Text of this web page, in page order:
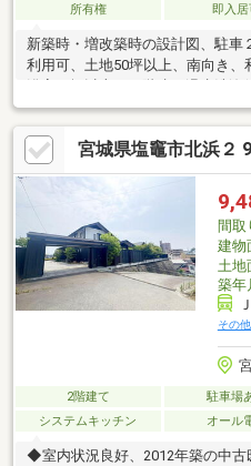
所有権 即入
新築時・増改築時の設計図、駐車
利用可、土地50坪以上、南向き、
ターホン、全居室６畳以上
宮城県塩竈市北浜２
間取
建物
土地
築年
その
2階建て 駐車場
システムキッチン
オール
◆室内状況良好、2012年築の中